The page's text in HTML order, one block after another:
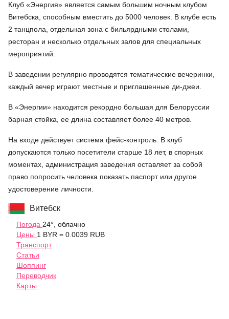
Клуб «Энергия» является самым большим ночным клубом
Витебска, способным вместить до 5000 человек. В клубе есть
2 танцпола, отдельная зона с бильярдными столами,
ресторан и несколько отдельных залов для специальных
мероприятий.
В заведении регулярно проводятся тематические вечеринки,
каждый вечер играют местные и приглашенные ди-джеи.
В «Энергии» находится рекордно большая для Белоруссии
барная стойка, ее длина составляет более 40 метров.
На входе действует система фейс-контроль. В клуб
допускаются только посетители старше 18 лет, в спорных
моментах, администрация заведения оставляет за собой
право попросить человека показать паспорт или другое
удостоверение личности.
Витебск
Погода 24°, облачно
Цены 1 BYR = 0.0039 RUB
Транспорт
Статьи
Шоппинг
Переводчик
Карты